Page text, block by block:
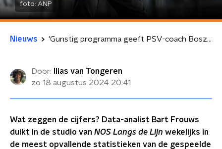
foto: ANP
Nieuws 'Gunstig programma geeft PSV-coach Bosz de tijd om selectie te finetunen'
Door:
Ilias van Tongeren
zo 18 augustus 2024 20:41
Wat zeggen de cijfers? Data-analist Bart Frouws
duikt in de studio van NOS Langs de Lijn wekelijks in
de meest opvallende statistieken van de gespeelde